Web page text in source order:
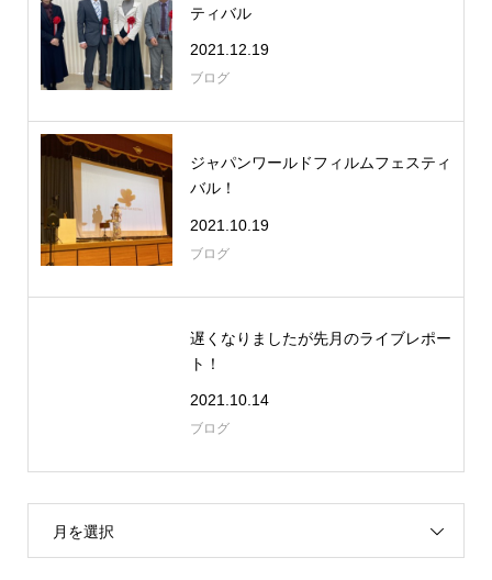
ティバル
2021.12.19
ブログ
ジャパンワールドフィルムフェスティ
バル！
2021.10.19
ブログ
遅くなりましたが先月のライブレポー
ト！
2021.10.14
ブログ
月を選択